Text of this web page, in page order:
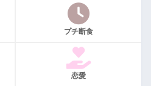
プチ断食
恋愛